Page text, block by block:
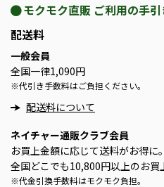
モクモク直販 ご利用の手引
配送料
一般会員
全国一律1,090円
※代引き手数料はご負担ください。
配送料について
ネイチャー通販クラブ会員
お買上金額に応じて送料がお得に。
全国どこでも10,800円以上のお買
※代金引換手数料はモクモク負担。